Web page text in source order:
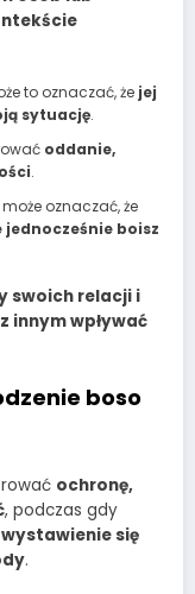
to oznaczać, że jej
sytuację.
oddanie,
.
oznaczać, że
jednocześnie boisz
swoich relacji i
innym wpływać
boso
ochronę,
, podczas gdy
wystawienie się
.